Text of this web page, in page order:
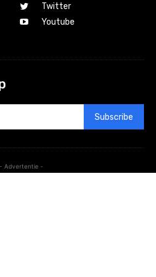
Twitter
Youtube
Subscribe
- Advertentie -